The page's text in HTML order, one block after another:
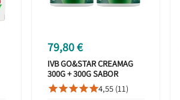
79,80 €
IVB GO&STAR CREAMAG
300G + 300G SABOR
NEUTRO DUPLO
PROMOCIÓN
4,55 (11)